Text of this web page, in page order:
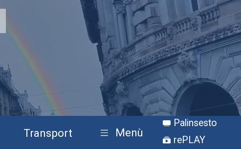
Transport Menù
Palinsesto
rePLAY